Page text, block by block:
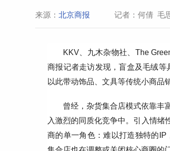
来源： 北京商报 记者：何倩 毛
KKV、九木杂物社、The
商报记者走访发现，盲盒及毛绒等
以此带动饰品、文具等传统小商品
曾经，杂货集合店模式依靠丰
入激烈的同质化竞争中。引入情绪
商的单一角色：难以打造独特的